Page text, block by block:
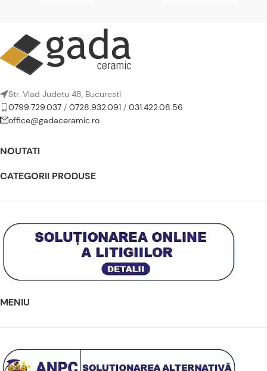
Str. Vlad Judetu 48, Bucuresti
0799.729.037 / 0728.932.091 / 031.422.08.56
office@gadaceramic.ro
NOUTATI
CATEGORII PRODUSE
MENIU